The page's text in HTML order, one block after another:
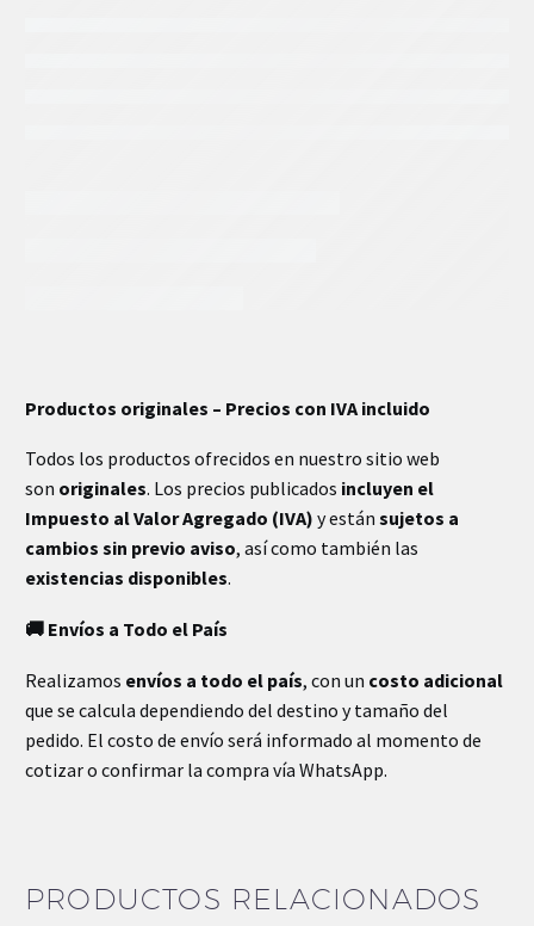
Dimensiones 35 × 17 × 15 cm
Productos originales – Precios con IVA incluido
Todos los productos ofrecidos en nuestro sitio web
son originales. Los precios publicados incluyen el
Impuesto al Valor Agregado (IVA) y están sujetos a
cambios sin previo aviso, así como también las
existencias disponibles.
🚚 Envíos a Todo el País
Realizamos envíos a todo el país, con un costo adicional
que se calcula dependiendo del destino y tamaño del
pedido. El costo de envío será informado al momento de
cotizar o confirmar la compra vía WhatsApp.
PRODUCTOS RELACIONADOS